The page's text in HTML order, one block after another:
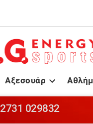

Αξεσουάρ
2731 029832